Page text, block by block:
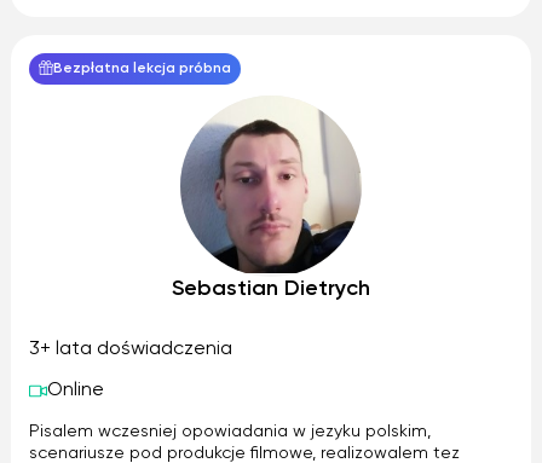
Bezpłatna lekcja próbna
Sebastian Dietrych
3+ lata doświadczenia
Online
Pisalem wczesniej opowiadania w jezyku polskim,
scenariusze pod produkcje filmowe, realizowalem tez